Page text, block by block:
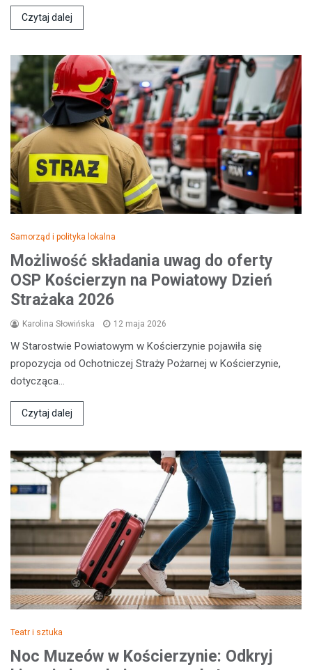
Czytaj dalej
Samorząd i polityka lokalna
Możliwość składania uwag do oferty
OSP Kościerzyn na Powiatowy Dzień
Strażaka 2026
Karolina Słowińska 12 maja 2026
W Starostwie Powiatowym w Kościerzynie pojawiła się
propozycja od Ochotniczej Straży Pożarnej w Kościerzynie,
dotycząca…
Czytaj dalej
Teatr i sztuka
Noc Muzeów w Kościerzynie: Odkryj